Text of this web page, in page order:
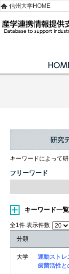
信州大学HOME
キーワードによって
フリーワード
キーワード一覧
全1件 表示件数
分類
大学
運動ストレ
歯菌活性と